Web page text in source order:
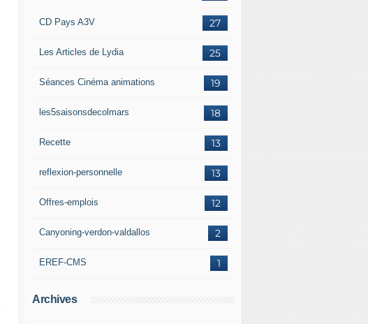
27
CD Pays A3V
25
Les Articles de Lydia
19
Séances Cinéma animations
18
les5saisonsdecolmars
13
Recette
13
reflexion-personnelle
12
Offres-emplois
2
Canyoning-verdon-valdallos
1
EREF-CMS
Archives